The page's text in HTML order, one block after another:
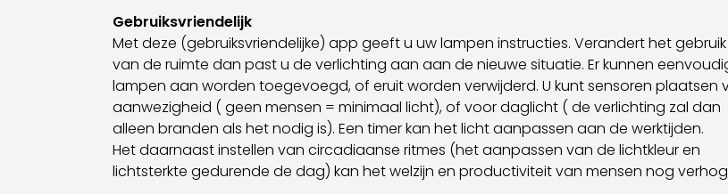
Gebruiksvriendelijk
Met deze (gebruiksvriendelijke) app geeft u uw lampen instructies. Verandert het gebruik
van de ruimte dan past u de verlichting aan aan de nieuwe situatie. Er kunnen
lampen aan worden toegevoegd, of eruit worden verwijderd. U kunt sensoren plaatsen
aanwezigheid ( geen mensen = minimaal licht), of voor daglicht ( de verlichting zal dan
alleen branden als het nodig is). Een timer kan het licht aanpassen aan de werktijden.
Het daarnaast instellen van circadiaanse ritmes (het aanpassen van de lichtkleur en
lichtsterkte gedurende de dag) kan het welzijn en productiviteit van mensen nog